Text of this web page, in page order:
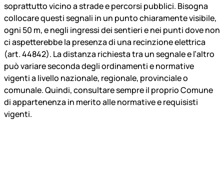
soprattutto vicino a strade e percorsi pubblici. Bisogna
collocare questi segnali in un punto chiaramente visibile,
ogni 50 m, e negli ingressi dei sentieri e nei punti dove non
ci aspetterebbe la presenza di una recinzione elettrica
(art. 44842). La distanza richiesta tra un segnale e l’altro
può variare seconda degli ordinamenti e normative
vigenti a livello nazionale, regionale, provinciale o
comunale. Quindi, consultare sempre il proprio Comune
di appartenenza in merito alle normative e requisisti
vigenti.